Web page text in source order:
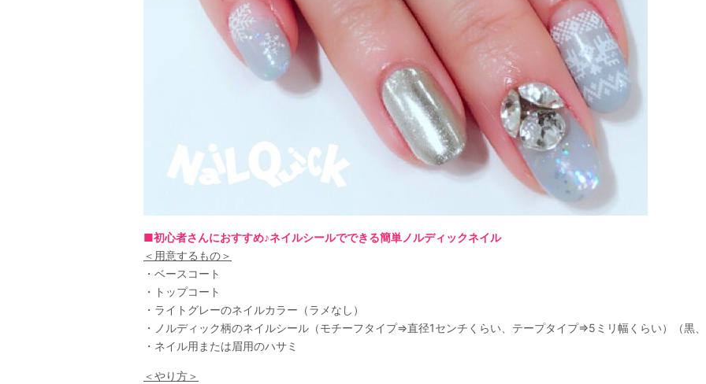
■初心者さんにおすすめ♪ネイルシールでできる簡単ノルディックネイル
＜用意するもの＞
・ベースコート
・トップコート
・ライトグレーのネイルカラー（ラメなし）
・ノルディック柄のネイルシール（モチーフタイプ⇒直径1センチくらい、テープタイプ⇒5ミリ幅くらい）（黒、
・ネイル用または眉用のハサミ
＜やり方＞